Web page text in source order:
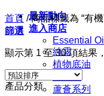
最新動向
進入商店
Essential
純露
植物底油
按摩油
蘆薈系列
首頁 /商品標籤為 “有機
篩選
顯示第 1 至 30 項結果
產品分類